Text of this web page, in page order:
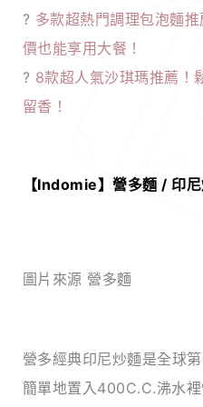
? 多款超熱門調理包泡麵
價也能享用大餐！
? 8款超人氣沙琪瑪推薦！
留香！
【Indomie】營多麵 / 印
圖片來源 營多麵
營多經典印尼炒麵是全球
簡單地置入400C.C.沸水